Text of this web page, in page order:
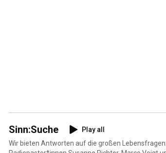
Sinn:Suche
Play all
Wir bieten Antworten auf die großen Lebensfragen: